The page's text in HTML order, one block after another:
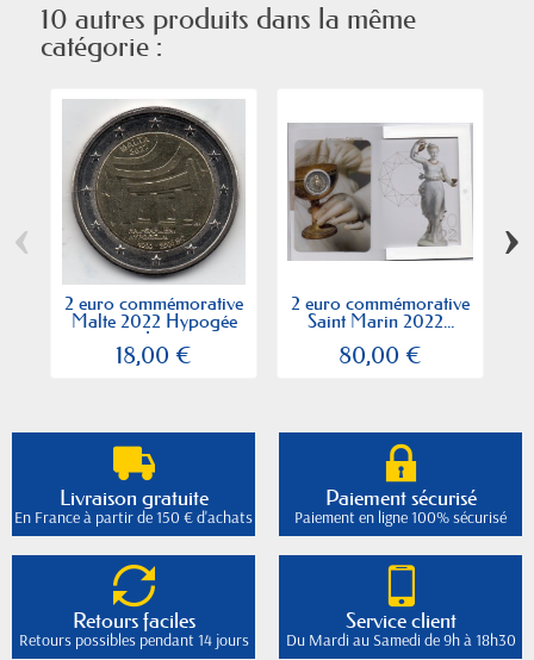
10 autres produits dans la même
catégorie :
2 euro commémorative
Malte 2022 Hypogée
de...
18,00 €
2 euro commémorative
Saint Marin 2022...
80,00 €
‹ ›
Livraison gratuite
En France à partir de 150 € d'achats
Paiement sécurisé
Paiement en ligne 100% sécurisé
Retours faciles
Retours possibles pendant 14 jours
Service client
Du Mardi au Samedi de 9h à 18h30